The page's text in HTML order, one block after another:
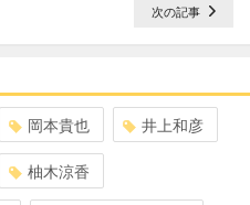
次の記事
岡本貴也 井上和彦
柚木涼香